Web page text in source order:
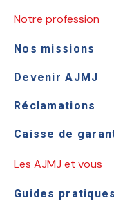
Notre profession
Nos missions
Devenir AJMJ
Réclamations
Caisse de
Les AJMJ et vous
Guides pratiques